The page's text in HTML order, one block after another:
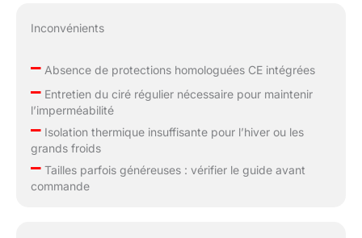
Inconvénients
–Absence de protections homologuées CE intégrées
–Entretien du ciré régulier nécessaire pour maintenir
l’imperméabilité
–Isolation thermique insuffisante pour l’hiver ou les
grands froids
–Tailles parfois généreuses : vérifier le guide avant
commande